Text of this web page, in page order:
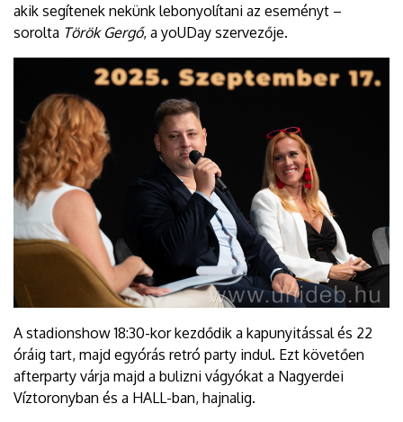
akik segítenek nekünk lebonyolítani az eseményt –
sorolta Török Gergő, a yoUDay szervezője.
A stadionshow 18:30-kor kezdődik a kapunyitással és 22
óráig tart, majd egyórás retró party indul. Ezt követően
afterparty várja majd a bulizni vágyókat a Nagyerdei
Víztoronyban és a HALL-ban, hajnalig.